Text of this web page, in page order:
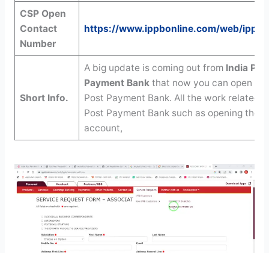
CSP Open
Contact
Number
https://www.ippbonline.com/web/ippb/
Short Info.
A big update is coming out from India
Payment Bankthat now you can open
Post Payment Bank. All the work related
Post Payment Bank such as opening the
account,